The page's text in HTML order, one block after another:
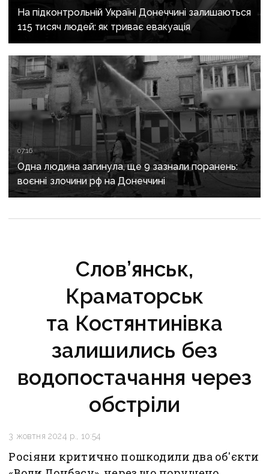
На підконтрольній Україні Донеччині залишаються
115 тисяч людей: як триває евакуація
07:16
Одна людина загинула, ще 9 зазнали поранень:
воєнні злочини рф на Донеччині
Слов’янськ,
Краматорськ
та Костянтинівка
залишились без
водопостачання через
обстріли
3 жовтня 2024 р., 10:54
Росіяни критично пошкодили два об'єкти